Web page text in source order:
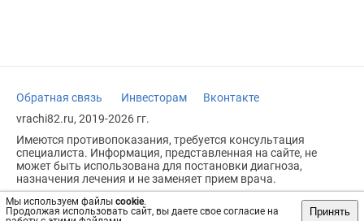
Мы используем файлы cookie.
Продолжая использовать сайт, вы даете свое согласие на
Принять
Обратная связь Инвесторам
Вконтакте
vrachi82.ru, 2019-2026 гг.
Имеются противопоказания, требуется консультация
специалиста. Информация, представленная на сайте, не
может быть использована для постановки диагноза,
назначения лечения и не заменяет прием врача.
Возрастное ограничение: 18+